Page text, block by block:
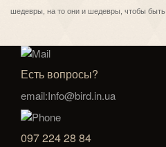
шедевры, на то они и шедевры, чтобы быть
Есть вопросы?
email:Info@bird.in.ua
097 224 28 84